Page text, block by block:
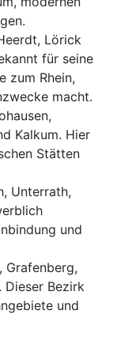
Lörick
für seine
zum Rhein,
macht.
Kalkum. Hier
Stätten
Unterrath,
und
Grafenberg,
Dieser Bezirk
und